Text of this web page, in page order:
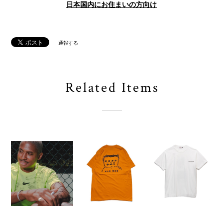
日本国内にお住まいの方向け
通報する
Related Items